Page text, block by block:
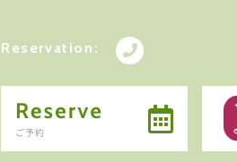
Reservation: